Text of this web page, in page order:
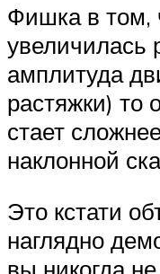
Фишка в том,
увеличилась
амплитуда
растяжки) то
стает
наклонной
Это кстати
наглядно